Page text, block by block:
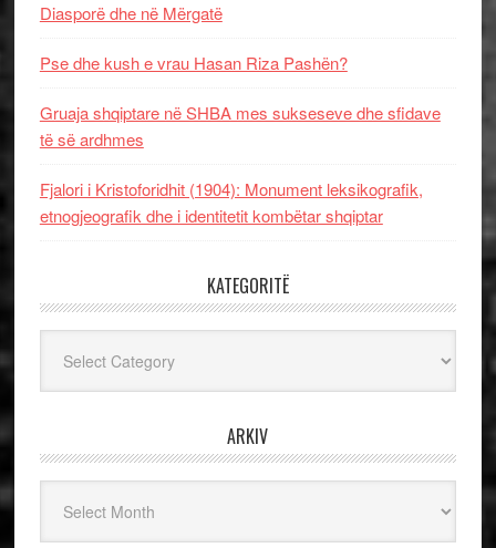
Diasporë dhe në Mërgatë
Pse dhe kush e vrau Hasan Riza Pashën?
Gruaja shqiptare në SHBA mes sukseseve dhe sfidave
të së ardhmes
Fjalori i Kristoforidhit (1904): Monument leksikografik,
etnogjeografik dhe i identitetit kombëtar shqiptar
KATEGORITË
ARKIV